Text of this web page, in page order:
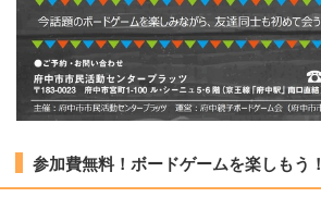
参加費無料！ボードゲームを楽しもう！